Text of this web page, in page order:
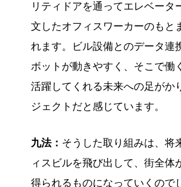
リティドアを通ってエレベータ
文したオフィスワーカーのもと
れます。ビル設備とのデータ連
ボットが動きやすく、そこで働
活躍してくれる未来への足がか
ジェクトだと感じています。
九法： そうした取り組みは、将
ィスビルを飛び出して、街全体
得られるものになっていくので